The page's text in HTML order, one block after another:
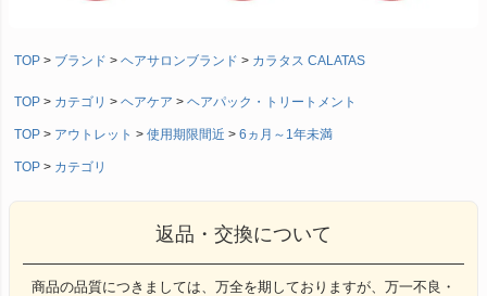
TOP ブランド ヘアサロンブランド カラタス CALATAS
TOP カテゴリ ヘアケア ヘアパック・トリートメント
TOP アウトレット 使用期限間近 6ヵ月～1年未満
TOP カテゴリ
返品・交換について
商品の品質につきましては、万全を期しておりますが、万一不良・